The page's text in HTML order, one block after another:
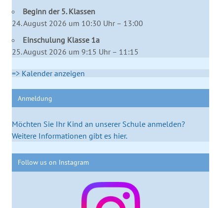
Beginn der 5. Klassen
24. August 2026 um 10:30 Uhr – 13:00
Einschulung Klasse 1a
25. August 2026 um 9:15 Uhr – 11:15
=> Kalender anzeigen
Anmeldung
Möchten Sie Ihr Kind an unserer Schule anmelden?
Weitere Informationen gibt es hier.
Follow us on Instagram